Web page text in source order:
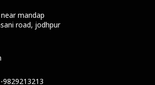
mandap
road, jodhpur
9829213213